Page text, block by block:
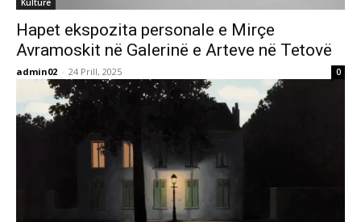
Kulturë
Hapet ekspozita personale e Mirçe
Avramoskit në Galerinë e Arteve në Tetovë
admin02 - 24 Prill, 2025 0